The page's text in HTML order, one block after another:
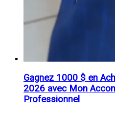
Gagnez 1000 $ en
2026 avec Mon
Professionnel